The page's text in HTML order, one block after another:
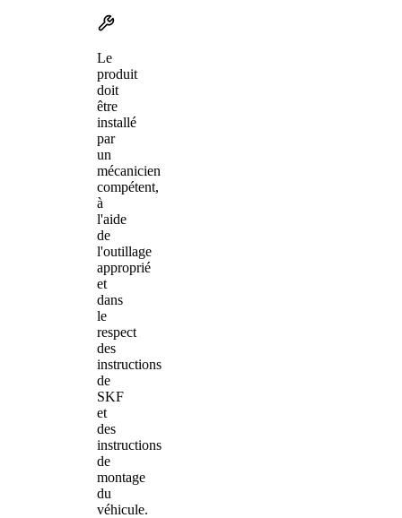
Le
produit
doit
être
installé
par
un
mécanicien
compétent,
à
l'aide
de
l'outillage
approprié
et
dans
le
respect
des
instructions
de
SKF
et
des
instructions
de
montage
du
véhicule.